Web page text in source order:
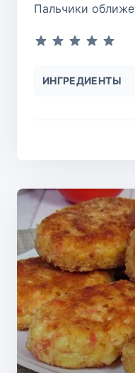
Пальчики
ИНГРЕДИЕНТЫ